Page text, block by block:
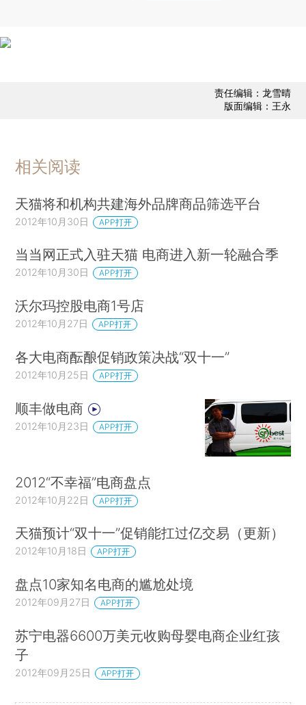
责任编辑：龙雪晴
版面编辑：王永
相关阅读
天猫将和机构共建海外品牌商品筛选平台
2012年10月30日 APP打开
当当网正式入驻天猫 电商进入新一轮融合季
2012年10月30日 APP打开
沃尔玛控股电商1号店
2012年10月27日 APP打开
各大电商酝酿促销政策决战“双十一”
2012年10月25日 APP打开
顺丰做电商
2012年10月23日 APP打开
2012“不幸福”电商盘点
2012年10月22日 APP打开
天猫预计“双十一”促销能扛过亿交易（更新）
2012年10月18日 APP打开
盘点10家知名电商的尴尬处境
2012年09月27日 APP打开
苏宁电器6600万美元收购母婴电商企业红孩
子
2012年09月25日 APP打开